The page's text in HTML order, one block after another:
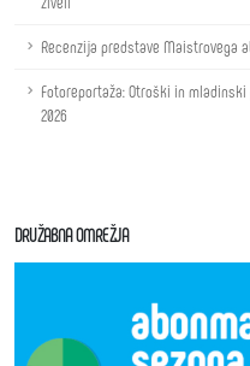
Recenzija predstave Maistrovega
Fotoreportaža: Otroški in mladinski
2026
DRUŽABNA OMREŽJA